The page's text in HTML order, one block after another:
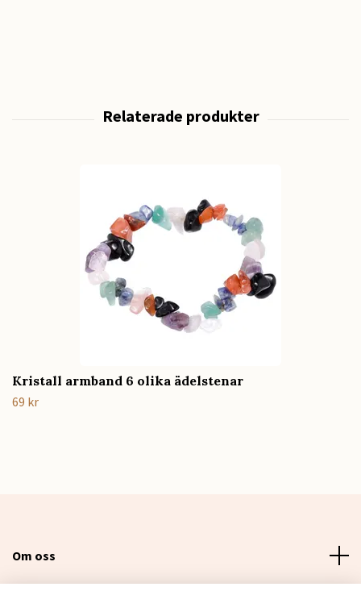
Kristall armband 6 olika ädelstenar
69 kr
Om oss